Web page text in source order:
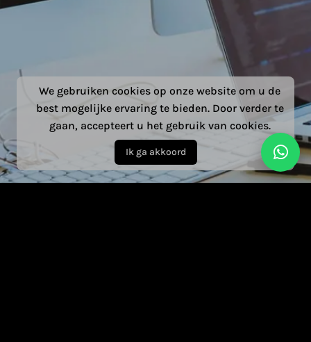
We gebruiken cookies op onze website om u de
best mogelijke ervaring te bieden. Door verder te
gaan, accepteert u het gebruik van cookies.
Ik ga akkoord